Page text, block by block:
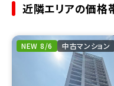
近隣エリアの価格
NEW 8/6 中古マンション